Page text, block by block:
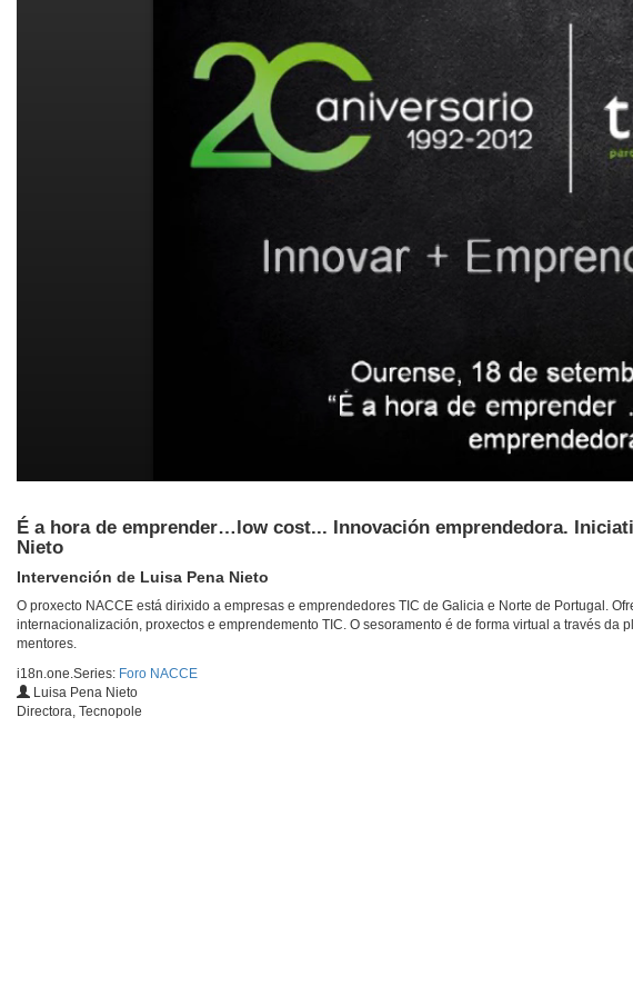
É a hora de emprender…low cost... Innovación emprendedora.
Nieto
Intervención de Luisa Pena Nieto
O proxecto NACCE está dirixido a empresas e emprendedores TIC de Galicia e Norte de Portugal.
internacionalización, proxectos e emprendemento TIC. O sesoramento é de forma virtual a través da
mentores.
i18n.one.Series: Foro NACCE
Luisa Pena Nieto
Directora, Tecnopole